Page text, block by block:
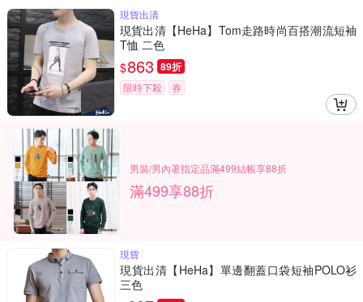
現貨出清
現貨出清【HeHa】Tom走路時尚百搭潮流短袖
T恤 二色
$863 89折
限時下殺 券
男裝/男內著指定品滿499結帳享88折
滿499享88折
現貨
現貨出清【HeHa】單邊翻蓋口袋短袖POLO衫
三色